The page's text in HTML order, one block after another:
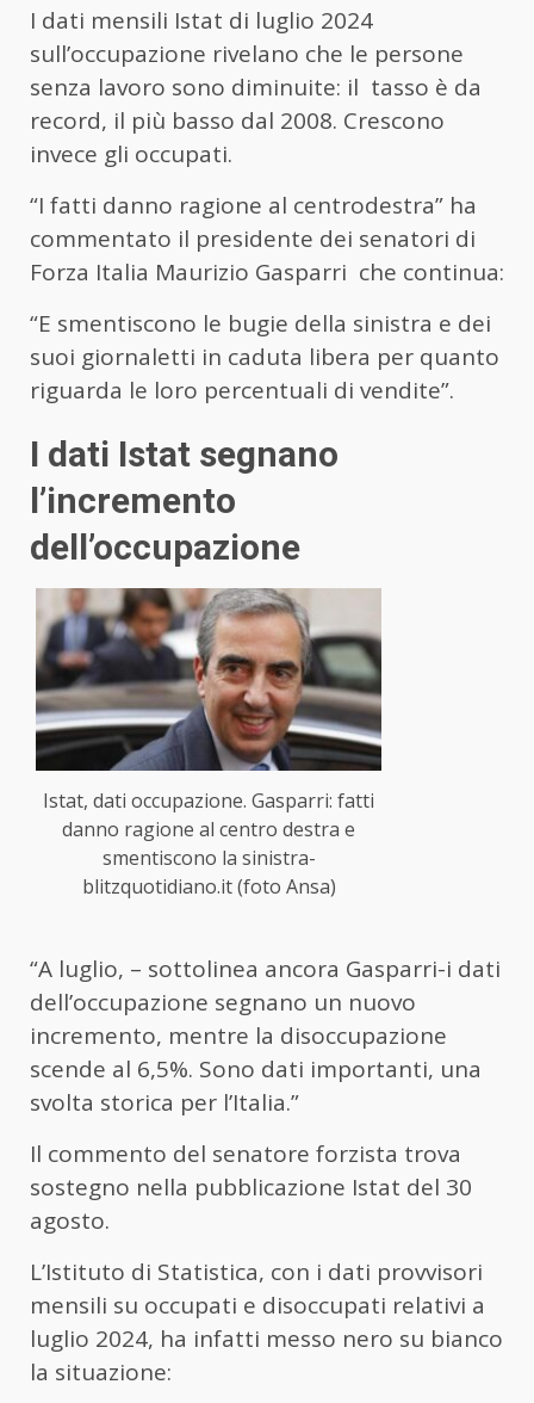
I dati mensili Istat di luglio 2024
sull’occupazione rivelano che le persone
senza lavoro sono diminuite: il tasso è da
record, il più basso dal 2008. Crescono
invece gli occupati.
“I fatti danno ragione al centrodestra” ha
commentato il presidente dei senatori di
Forza Italia Maurizio Gasparri che continua:
“E smentiscono le bugie della sinistra e dei
suoi giornaletti in caduta libera per quanto
riguarda le loro percentuali di vendite”.
I dati Istat segnano
l’incremento
dell’occupazione
Istat, dati occupazione. Gasparri: fatti
danno ragione al centro destra e
smentiscono la sinistra-
blitzquotidiano.it (foto Ansa)
“A luglio, – sottolinea ancora Gasparri-i dati
dell’occupazione segnano un nuovo
incremento, mentre la disoccupazione
scende al 6,5%. Sono dati importanti, una
svolta storica per l’Italia.”
Il commento del senatore forzista trova
sostegno nella pubblicazione Istat del 30
agosto.
L’Istituto di Statistica, con i dati provvisori
mensili su occupati e disoccupati relativi a
luglio 2024, ha infatti messo nero su bianco
la situazione: